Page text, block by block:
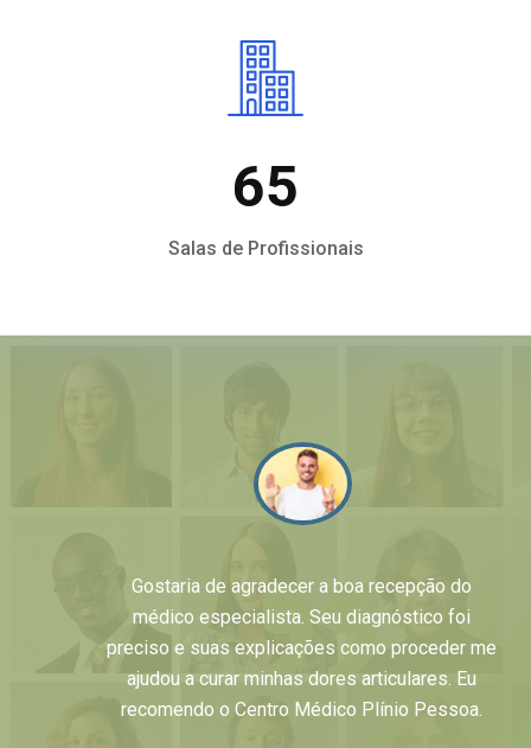
65
Salas de Profissionais
Gostaria de agradecer a boa recepção do
médico especialista. Seu diagnóstico foi
preciso e suas explicações como proceder me
ajudou a curar minhas dores articulares. Eu
recomendo o Centro Médico Plínio Pessoa.